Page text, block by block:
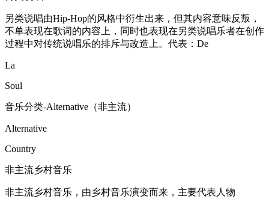
另类说唱由Hip-Hop的风格中衍生出来，但其内容意味反叛，
不单表现在歌词的内容上，同时也表现在另类说唱乐者在创作
过程中对传统说唱乐的排斥与改造上。代表：De
La
Soul
音乐分类-Alternative（非主流）
Alternative
Country
非主流乡村音乐
非主流乡村音乐，由乡村音乐演变而来，主要代表人物